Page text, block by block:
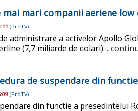
mai mari companii aeriene
(ProTV)
administrare a activelor Apollo
(7,7 miliarde de dolari).
de suspendare din
(ProTV)
din functie a presedintelui